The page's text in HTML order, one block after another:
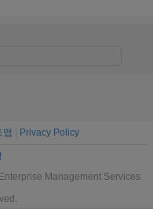
맵 Privacy Policy
Management Services